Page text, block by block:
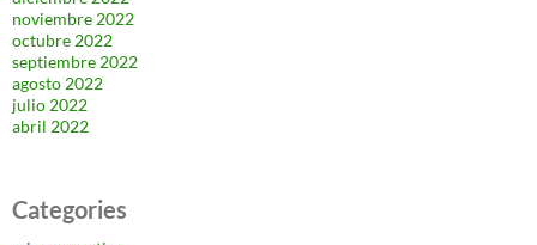
noviembre 2022
octubre 2022
septiembre 2022
agosto 2022
julio 2022
abril 2022
Categories